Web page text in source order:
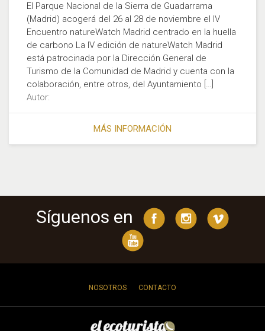
El Parque Nacional de la Sierra de Guadarrama
(Madrid) acogerá del 26 al 28 de noviembre el IV
Encuentro natureWatch Madrid centrado en la huella
de carbono La IV edición de natureWatch Madrid
está patrocinada por la Dirección General de
Turismo de la Comunidad de Madrid y cuenta con la
colaboración, entre otros, del Ayuntamiento […]
Autor:
MÁS INFORMACIÓN
Síguenos en
NOSOTROS CONTACTO